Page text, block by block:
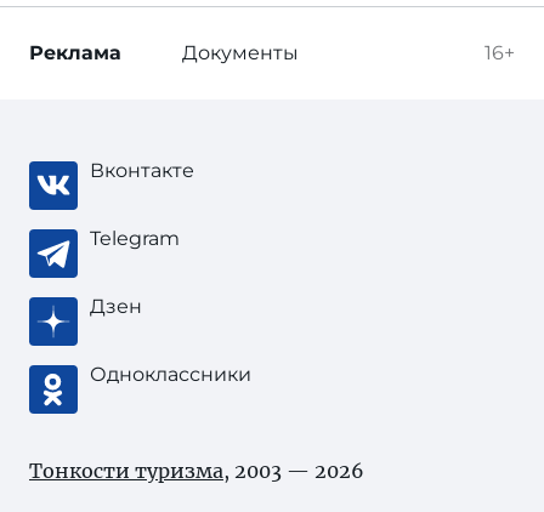
16+
Реклама Документы
Вконтакте
Telegram
Дзен
Одноклассники
Тонкости туризма, 2003 — 2026